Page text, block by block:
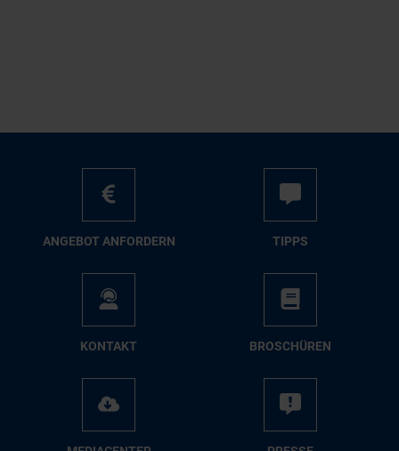
AN­GE­BOT AN­FOR­DERN TIPPS
KON­TAKT BRO­SCHÜ­REN